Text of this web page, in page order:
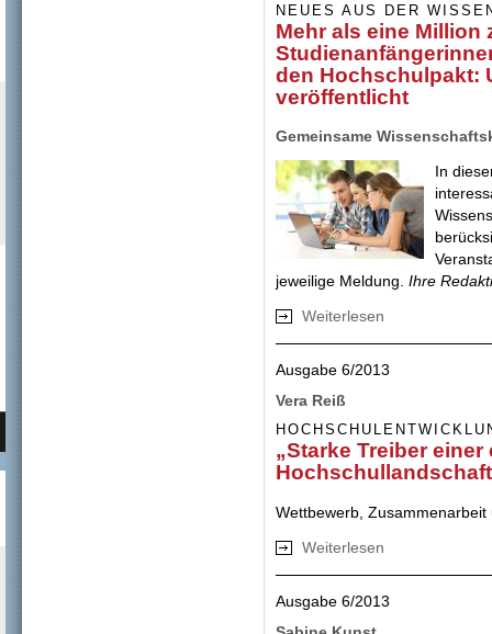
NEUES AUS DER
Mehr als eine Million
den Hochschulpakt:
veröffentlicht
Gemeinsame
In
jeweilige Meldung. Ihre
Weiterlesen
Ausgabe 6/2013
Vera Reiß
„Starke Treiber
Wettbewerb,
Weiterlesen
Ausgabe 6/2013